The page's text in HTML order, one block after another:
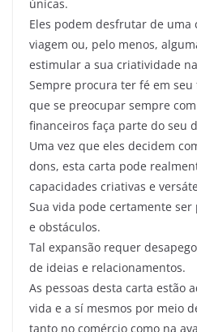
únicas.
Eles podem desfrutar de uma
viagem ou, pelo menos,
estimular a sua criatividade
Sempre procura ter fé em
que se preocupar sempre
financeiros faça parte do seu
Uma vez que eles decidem
dons, esta carta pode
capacidades criativas e
Sua vida pode certamente
e obstáculos.
Tal expansão requer
de ideias e relacionamentos.
As pessoas desta carta estão
vida e a sí mesmos por meio
tanto no comércio como na